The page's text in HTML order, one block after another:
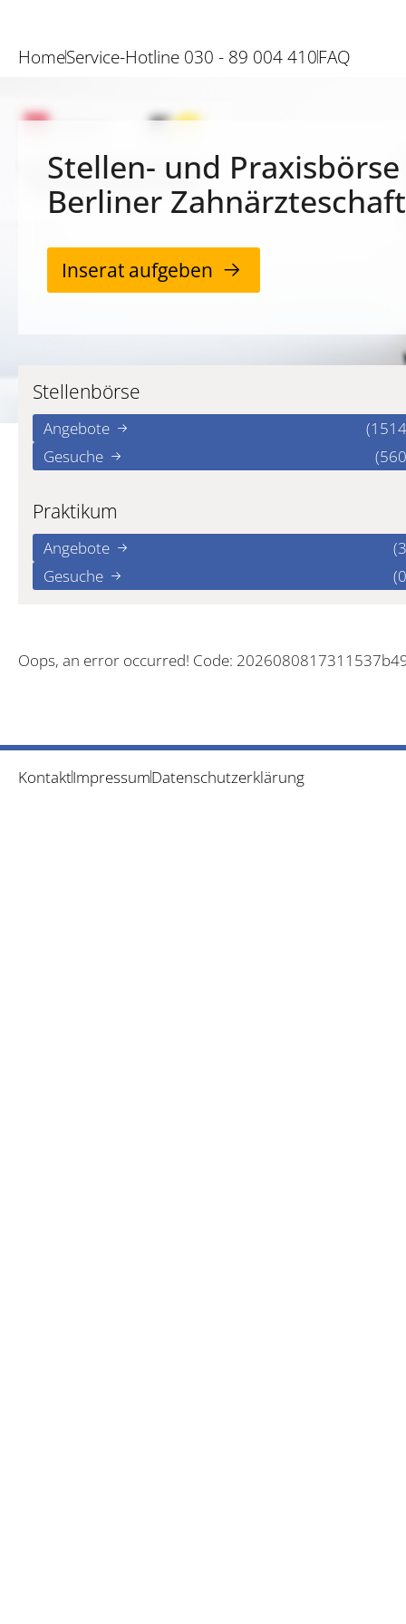
HomeService-Hotline 030 - 89 004 410FAQ
Stellen- und
Berliner Zahnärzteschaft
Inserat aufgeben
Stellenbörse
Angebote
Gesuche
Praktikum
Angebote
Gesuche
Oops, an error occurred! Code:
KontaktImpressumDatenschutzerklärung